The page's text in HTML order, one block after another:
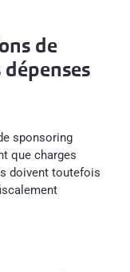
de
sponsoring
que charges
doivent toutefois